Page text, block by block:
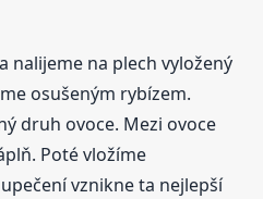
nalijeme na plech vyložený
osušeným rybízem.
druh ovoce. Mezi ovoce
Poté vložíme
vznikne ta nejlepší